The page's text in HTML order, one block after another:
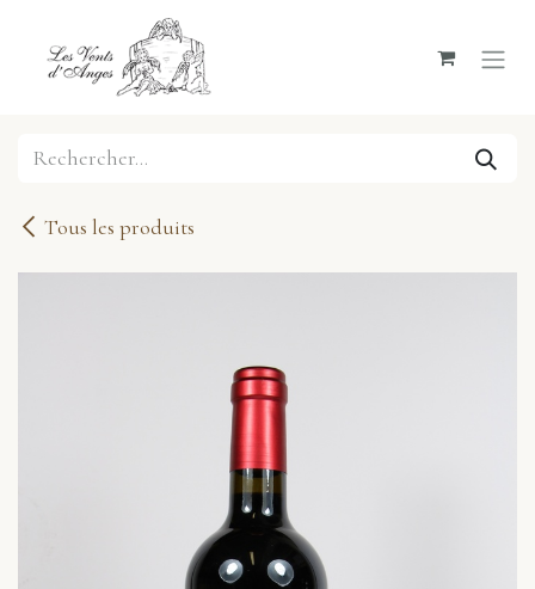
Se rendre au contenu
Tous les produits